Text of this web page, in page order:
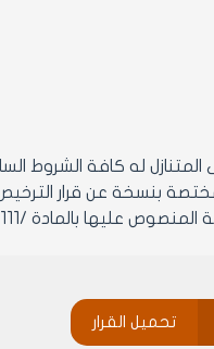
تحميل القرار